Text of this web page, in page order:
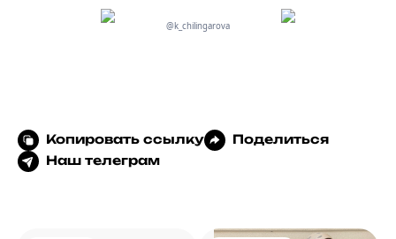
@k_chilingarova
Копировать ссылку
Поделиться
Наш телеграм